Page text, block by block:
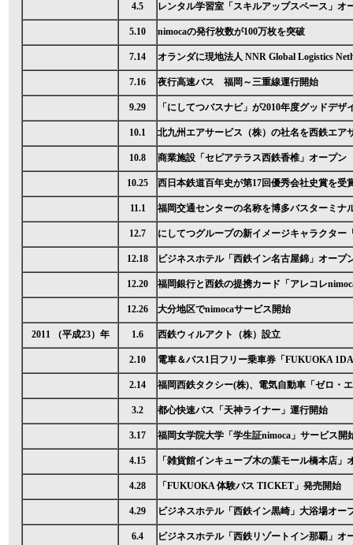
4.5 レンタル学習室「スキルアップスペース」オ
5.10 nimocaの発行枚数が100万枚を突破
7.14 オランダに現地法人 NNR Global Logistics
7.16 夜行高速バス 福岡～三重線運行開始
9.29 「にしてつバスナビ」が2010年度グッドデザ
10.1 北九州エアサービス（株）の社名を西鉄エア
10.8 商業施設「セピアテラス西鉄香椎」オープン
10.25 西日本鉄道百年史が第17回優秀会社史賞を受
11.1 福岡交通センターの名称を博多バスターミナ
12.7 にしてつグループの新イメージキャラクター
12.18 ビジネスホテル「西鉄イン名古屋錦」オープ
12.20 福岡銀行と西鉄の提携カード「アレコレ
12.26 大分地区でnimocaサービス開始
2011 （平成23）年 1.6 西鉄ウィルアクト（株）設立
2.10 電車＆バス1日フリー乗車券「FUKUOKA
2.14 福岡西鉄タクシー(株)、電気自動車「ゼロ・
3.2 都心快速バス「天神ライナー」運行開始
3.17 福岡女学院大学「学生証nimoca」サービス開
4.15 「雑貨館インキューブ木の葉モール橋本店」
4.28 「FUKUOKA 体験バス TICKET」発売開始
4.29 ビジネスホテル「西鉄イン黒崎」大浴場オー
6.4 ビジネスホテル「西鉄リゾートイン那覇」オ